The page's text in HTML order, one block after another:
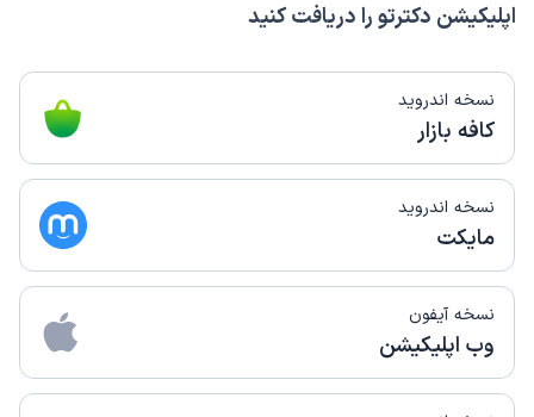
اپلیکیشن دکترتو را دریافت کنید
نسخه اندروید
کافه بازار
نسخه اندروید
مایکت
نسخه آیفون
وب اپلیکیشن